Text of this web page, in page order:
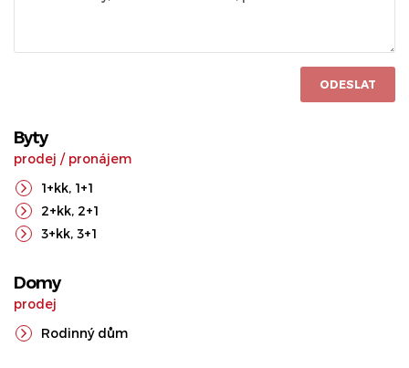
ODESLAT
Byty
prodej / pronájem
1+kk, 1+1
2+kk, 2+1
3+kk, 3+1
Domy
prodej
Rodinný dům